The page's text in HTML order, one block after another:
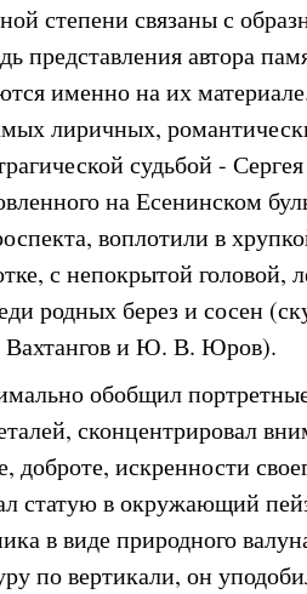
степени связаны с
представления автора
именно на их
лиричных,
судьбой -
на Есенинском
воплотили в
с непокрытой головой,
родных берез и сосен
Вахтангов и Ю. В. Юров).
обобщил
сконцентрировал
доброте, искренности
статую в окружающий
в виде природного
по вертикали, он